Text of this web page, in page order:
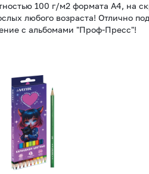
100 г/м2 формата А4, на
любого возраста! Отлично
с альбомами "Проф-Пресс"!